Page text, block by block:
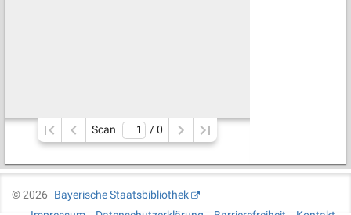
Scan / 0
©2026
Bayerische Staatsbibliothek